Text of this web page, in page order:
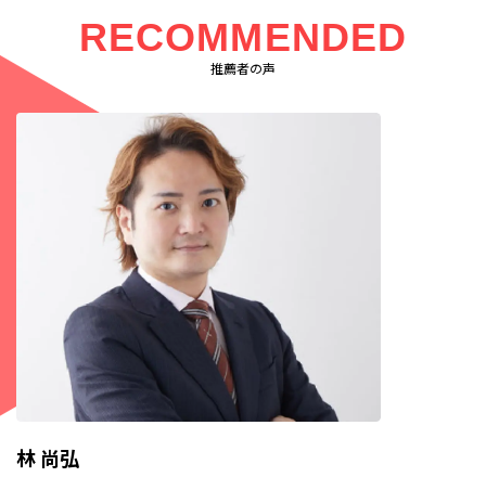
RECOMMENDED
推薦者の声
林 尚弘